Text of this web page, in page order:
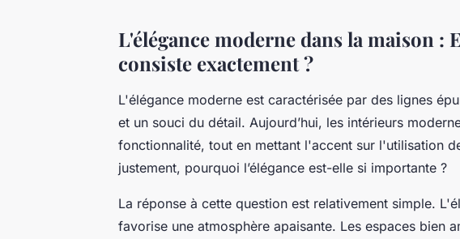
L'élégance moderne dans la maison :
consiste exactement ?
L'élégance moderne est caractérisée par des lignes
et un souci du détail. Aujourd’hui, les intérieurs
fonctionnalité, tout en mettant l'accent sur l'utilisation
justement, pourquoi l’élégance est-elle si importante ?
La réponse à cette question est relativement simple.
favorise une atmosphère apaisante. Les espaces bien